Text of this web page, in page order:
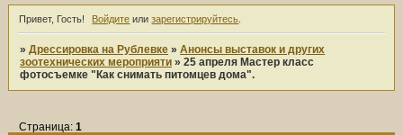
Привет, Гость! Войдите илизарегистрируйтесь
»Дрессировка на Рублевке »Анонсы выставок и других
зоотехнических мероприяти »25 апреля Мастер класс
фотосъемке "Как снимать питомцев дома".
Страница:1